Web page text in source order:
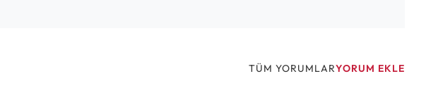
TÜM YORUMLARYORUM EKLE